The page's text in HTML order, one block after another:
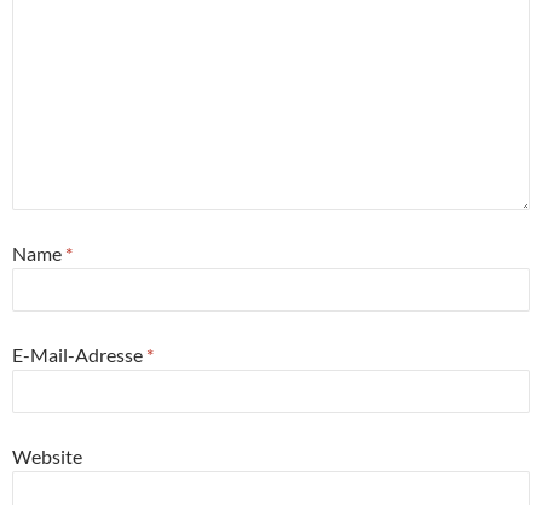
Name *
E-Mail-Adresse *
Website